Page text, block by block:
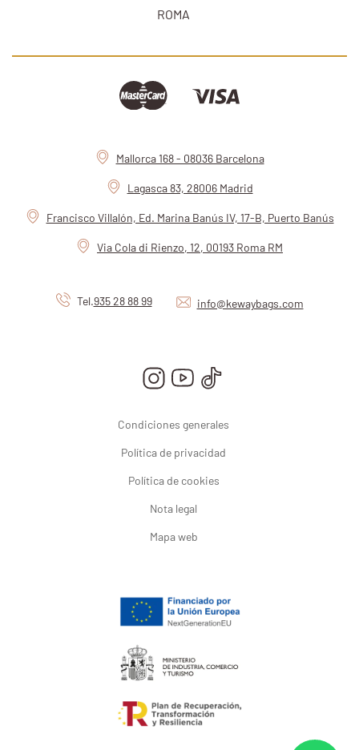
ROMA
Mallorca 168 - 08036 Barcelona
Lagasca 83, 28006 Madrid
Francisco Villalón, Ed. Marina Banús IV, 17-B, Puerto Banús
Via Cola di Rienzo, 12, 00193 Roma RM
Tel.935 28 88 99 info@kewaybags.com
Condiciones generales
Política de privacidad
Política de cookies
Nota legal
Mapa web